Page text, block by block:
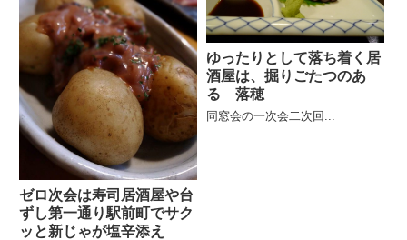
ゼロ次会は寿司居酒屋や台
ずし第一通り駅前町でサク
ッと新じゃが塩辛添え
ゆったりとして落ち着く居
酒屋は、掘りごたつのあ
る 落穂
同窓会の一次会二次回...